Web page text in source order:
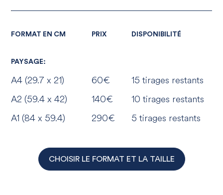
FORMAT EN CM PRIX DISPONIBILITÉ
PAYSAGE:
A4 (29.7 x 21) 60€
15 tirages restants
A2 (59.4 x 42)
140€
10 tirages restants
A1 (84 x 59.4)
290€ 5 tirages restants
CHOISIR LE FORMAT ET LA TAILLE